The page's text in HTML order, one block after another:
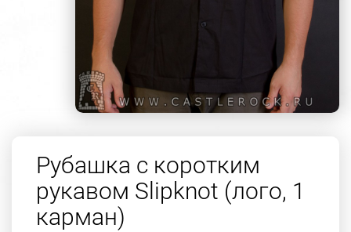
Рубашка с коротким
рукавом Slipknot (лого, 1
карман)